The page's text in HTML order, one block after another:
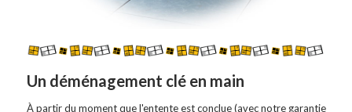
Un déménagement clé en main
À partir du moment que l'entente est conclue (avec notre garantie